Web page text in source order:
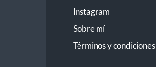
Instagram
Sobre mí
Términos y condiciones